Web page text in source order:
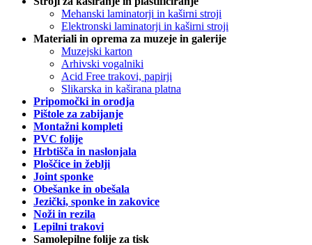
Mehanski laminatorji in kaširni stroji
Elektronski laminatorji in kaširni stroji
Materiali in oprema za muzeje in galerije
Muzejski karton
Arhivski vogalniki
Acid Free trakovi, papirji
Slikarska in kaširana platna
Pripomočki in orodja
Pištole za zabijanje
Montažni kompleti
PVC folije
Hrbtišča in naslonjala
Ploščice in žeblji
Joint sponke
Obešanke in obešala
Jezički, sponke in zakovice
Noži in rezila
Lepilni trakovi
Samolepilne folije za tisk